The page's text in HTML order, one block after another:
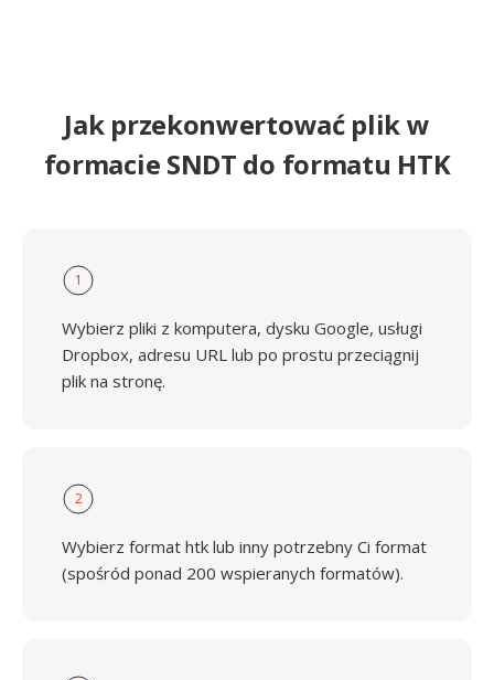
Jak przekonwertować plik w
formacie SNDT do formatu HTK
1
Wybierz pliki z komputera, dysku Google, usługi
Dropbox, adresu URL lub po prostu przeciągnij
plik na stronę.
2
Wybierz format htk lub inny potrzebny Ci format
(spośród ponad 200 wspieranych formatów).